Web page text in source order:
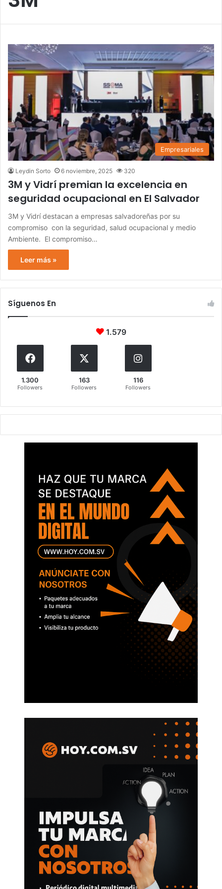
Empresariales
Leydin Sorto 6 noviembre, 2025 320
3M y Vidrí premian la excelencia en
seguridad ocupacional en El Salvador
3M y Vidrí destacan a empresas salvadoreñas por su
compromiso con la seguridad, salud ocupacional y medio
Ambiente. El compromiso…
Leer más »
Síguenos En
1.579
1.300
Followers
163
Followers
116
Followers